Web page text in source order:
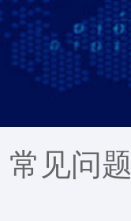
常见问题